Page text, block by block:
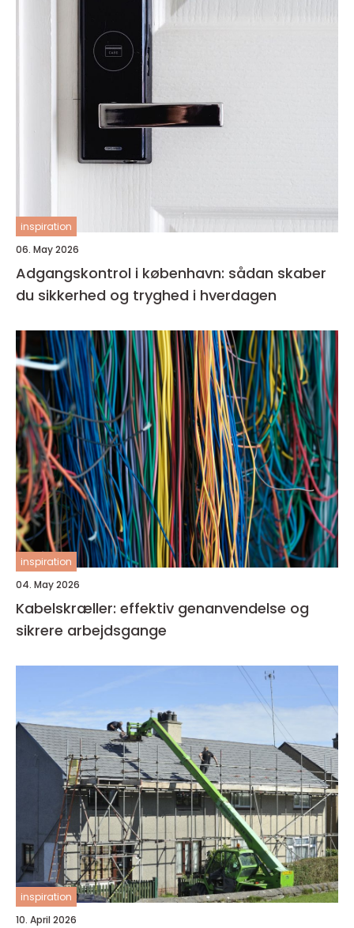
inspiration
06. May 2026
Adgangskontrol i københavn: sådan skaber
du sikkerhed og tryghed i hverdagen
inspiration
04. May 2026
Kabelskræller: effektiv genanvendelse og
sikrere arbejdsgange
inspiration
10. April 2026